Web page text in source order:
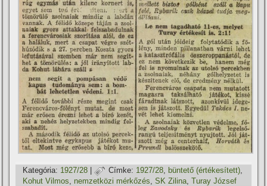
Kategória: 1927/28 | Címke: 1927/28, büntető (értékesí­tett),
Kohut Vilmos
nemzetközi mérkőzés ,SK Zilina ,Turay József